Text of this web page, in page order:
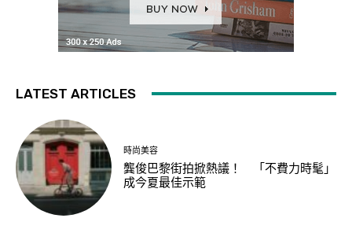
LATEST ARTICLES
時尚美容
龔俊巴黎街拍掀熱議！ 「不費力時髦」
成今夏最佳示範